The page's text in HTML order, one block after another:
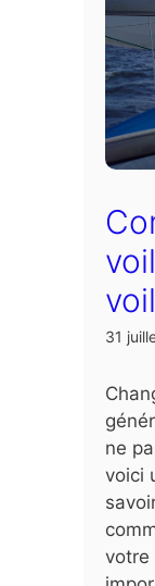
31
ne
voici
votre